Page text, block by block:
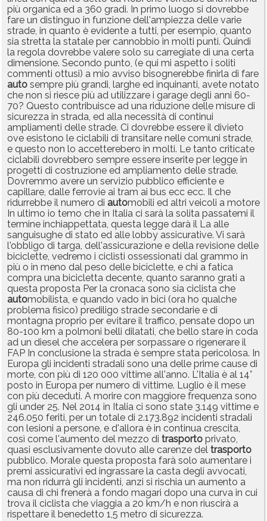
più organica ed a 360 gradi. In primo luogo si dovrebbe
fare un distinguo in funzione dell'ampiezza delle varie
strade, in quanto è evidente a tutti, per esempio, quanto
sia stretta la statale per cannobbio in molti punti. Quindi
la regola dovrebbe valere solo su carregiate di una certa
dimensione. Secondo punto, (e qui mi aspetto i soliti
commenti ottusi) a mio avviso bisognerebbe finirla di fare
auto sempre più grandi, larghe ed inquinanti, avete notato
che non si riesce più ad utilizzare i garage degli anni 60-
70? Questo contribuisce ad una riduzione delle misure di
sicurezza in strada, ed alla necessità di continui
ampliamenti delle strade. Ci dovrebbe essere il divieto
ove esistono le ciclabili di transitare nelle comuni strade,
e questo non lo accetterebero in molti. Le tanto criticate
ciclabili dovrebbero sempre essere inserite per legge in
progetti di costruzione ed ampliamento delle strade.
Dovremmo avere un servizio pubblico efficiente e
capillare, dalle ferrovie ai tram ai bus ecc ecc. Il che
ridurrebbe il numero di automobili ed altri veicoli a motore
In ultimo io temo che in Italia ci sarà la solita passatemi il
termine inchiappettata, questa legge darà il La alle
sanguisughe di stato ed alle lobby assicurative. Vi sarà
l'obbligo di targa, dell'assicurazione e della revisione delle
biciclette, vedremo i ciclisti ossessionati dal grammo in
più o in meno dal peso delle biciclette, e chi a fatica
compra una bicicletta decente, quanto saranno grati a
questa proposta Per la cronaca sono sia ciclista che
automobilista, e quando vado in bici (ora ho qualche
problema fisico) prediligo strade secondarie e di
montagna proprio per evitare il traffico, pensate dopo un
80-100 km a polmoni belli dilatati, che bello stare in coda
ad un diesel che accelera per sorpassare o rigenerare il
FAP In conclusione la strada è sempre stata pericolosa. In
Europa gli incidenti stradali sono una delle prime cause di
morte, con più di 120 000 vittime all'anno. L'Italia è al 14°
posto in Europa per numero di vittime. Luglio è il mese
con più deceduti. A morire con maggiore frequenza sono
gli under 25. Nel 2014 in Italia ci sono state 3.149 vittime e
246.050 feriti, per un totale di 2.173.892 incidenti stradali
con lesioni a persone, e d'allora è in continua crescita,
così come l'aumento del mezzo di trasporto privato,
quasi esclusivamente dovuto alle carenze del trasporto
pubblico. Morale questa proposta farà solo aumentare i
premi assicurativi ed ingrassare la casta degli avvocati,
ma non ridurrà gli incidenti, anzi si rischia un aumento a
causa di chi frenerà a fondo magari dopo una curva in cui
trova il ciclista che viaggia a 20 km/h e non riuscirà a
rispettare il benedetto 1,5 metro di sicurezza.